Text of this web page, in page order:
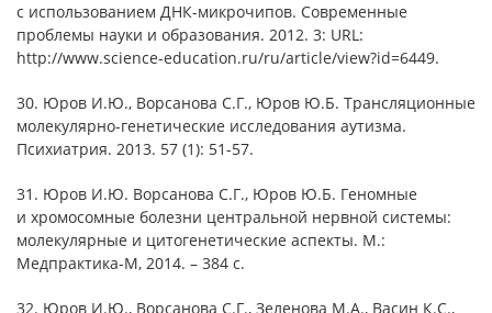
с использованием ДНК-микрочипов. Современные
проблемы науки и образования. 2012. 3: URL:
http://www.science-education.ru/ru/article/view?id=6449.
30. Юров И.Ю., Ворсанова С.Г., Юров Ю.Б. Трансляционные
молекулярно-генетические исследования аутизма.
Психиатрия. 2013. 57 (1): 51-57.
31. Юров И.Ю. Ворсанова С.Г., Юров Ю.Б. Геномные
и хромосомные болезни центральной нервной системы:
молекулярные и цитогенетические аспекты. М.:
Медпрактика-М, 2014. – 384 с.
32. Юров И.Ю., Ворсанова С.Г., Зеленова М.А., Васин К.С.,